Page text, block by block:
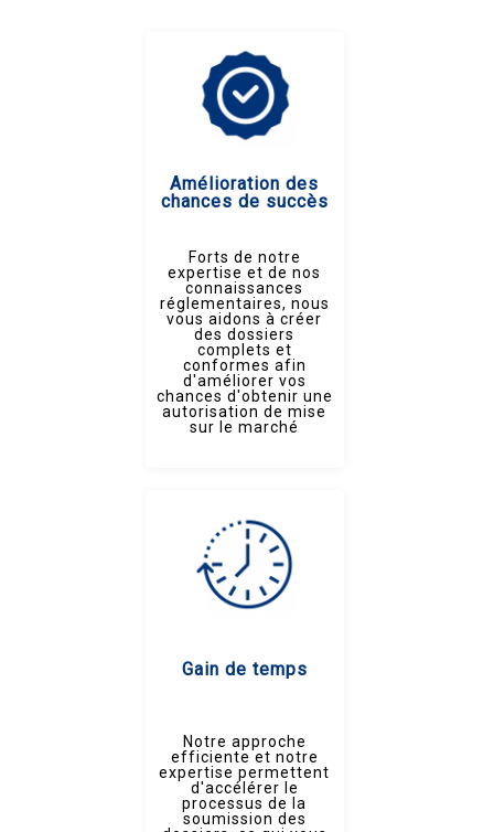
Amélioration des
chances de succès
Forts de notre
expertise et de nos
connaissances
réglementaires, nous
vous aidons à créer
des dossiers
complets et
conformes afin
d'améliorer vos
chances d'obtenir une
autorisation de mise
sur le marché
Gain de temps
Notre approche
efficiente et notre
expertise permettent
d'accélérer le
processus de la
soumission des